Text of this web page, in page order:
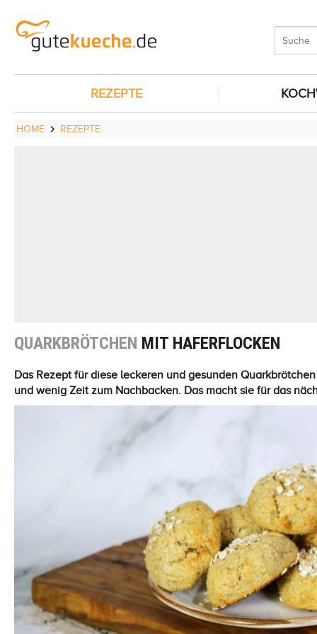
REZEPTE
HOME REZEPTE
QUARKBRÖTCHEN MIT HAFERFLOCKEN
Das Rezept für diese leckeren und gesunden
und wenig Zeit zum Nachbacken. Das macht sie für das